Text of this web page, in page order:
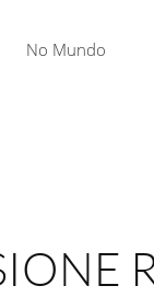
No Mundo